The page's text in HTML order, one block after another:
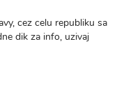
cez celu republiku sa
dik za info, uzivaj